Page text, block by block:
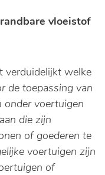
vloeistof
verduidelijkt welke
de toepassing van
onder voertuigen
die zijn
of goederen te
voertuigen zijn
of